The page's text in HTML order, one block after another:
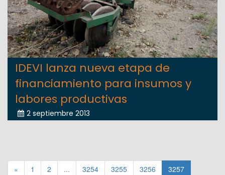
IDEVI lanza nueva etapa de
financiamiento para insumos y
labores productivas
2 septiembre 2013
« 1 2 ... 3254 3255 3256
3257